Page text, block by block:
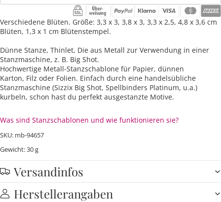
Verschiedene Blüten. Größe: 3,3 x 3, 3,8 x 3, 3,3 x 2,5, 4,8 x 3,6 cm
Blüten, 1,3 x 1 cm Blütenstempel.
Dünne Stanze, Thinlet, Die aus Metall zur Verwendung in einer
Stanzmaschine, z. B. Big Shot.
Hochwertige Metall-Stanzschablone für Papier, dünnen
Karton, Filz oder Folien. Einfach durch eine handelsübliche
Stanzmaschine (Sizzix Big Shot, Spellbinders Platinum, u.a.)
kurbeln, schon hast du perfekt ausgestanzte Motive.
Was sind Stanzschablonen und wie funktionieren sie?
SKU: mb-94657
Gewicht: 30 g
Versandinfos
Herstellerangaben